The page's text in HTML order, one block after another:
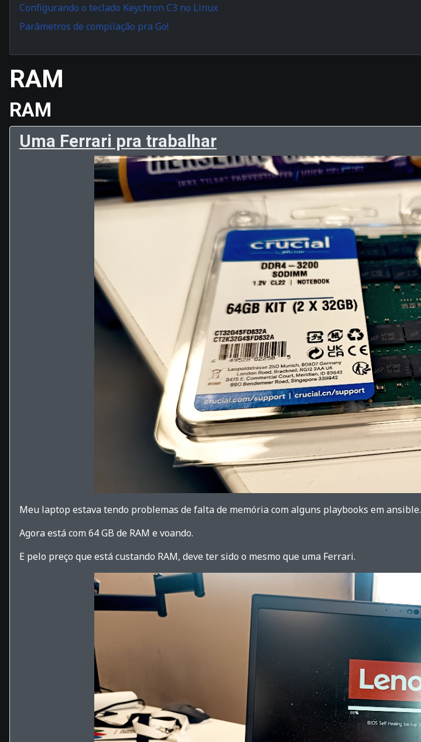
Configurando o teclado Keychron C3 no Linux
Parâmetros de compilação pra Go!
RAM
RAM
Uma Ferrari pra trabalhar
Meu laptop estava tendo problemas de falta de memória com alguns playbooks em ansible.
Agora está com 64 GB de RAM e voando.
E pelo preço que está custando RAM, deve ter sido o mesmo que uma Ferrari.